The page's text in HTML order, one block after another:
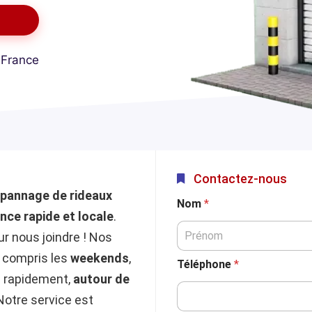
de rideaux
rapide et locale.
nous joindre ! Nos
compris les weekends,
rapidement, autour de
service est
Contactez-nous
Nom *
Téléphone *